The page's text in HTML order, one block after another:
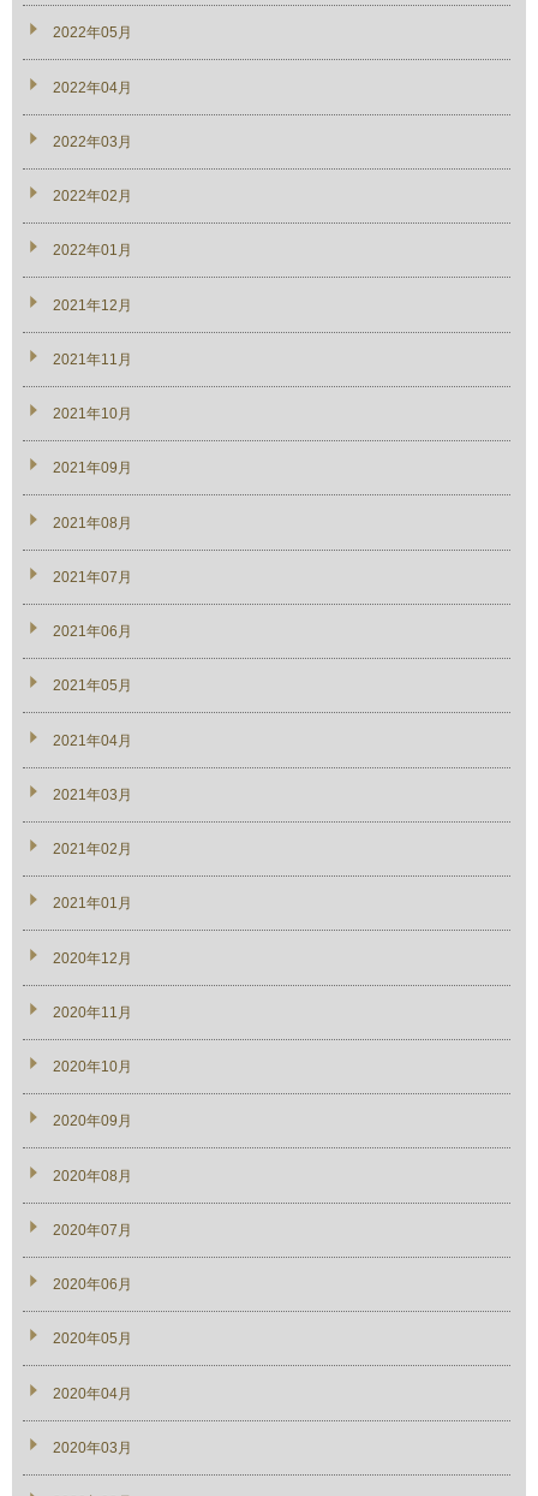
2022年05月
2022年04月
2022年03月
2022年02月
2022年01月
2021年12月
2021年11月
2021年10月
2021年09月
2021年08月
2021年07月
2021年06月
2021年05月
2021年04月
2021年03月
2021年02月
2021年01月
2020年12月
2020年11月
2020年10月
2020年09月
2020年08月
2020年07月
2020年06月
2020年05月
2020年04月
2020年03月